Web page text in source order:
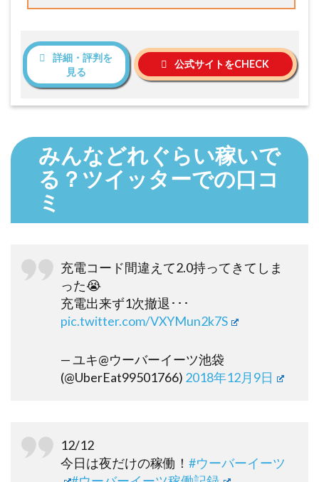
詳細・評判を
見る
公式サイトをCHECK
みんなどれぐらい稼いで
る？ツイッターでの口コ
ミ
充電コード間違えて2.0持ってきてしま
った😭
充電出来ず1次撤退･･･
pic.twitter.com/VXYMun2k7S
— ユキ@ウーバーイーツ池袋
(@UberEat99501766) 2018年12月9日
12/12
今日は夜だけの稼働！ #ウーバーイーツ